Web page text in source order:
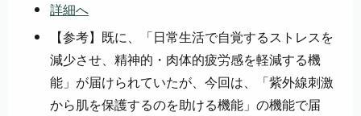
詳細へ
【参考】既に、「日常生活で自覚するストレスを
減少させ、精神的・肉体的疲労感を軽減する機
能」が届けられていたが、今回は、「紫外線刺激
から肌を保護するのを助ける機能」の機能で届